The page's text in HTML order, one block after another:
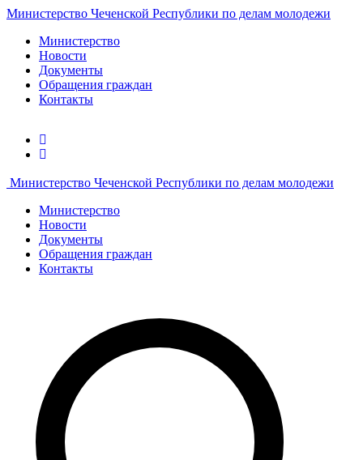
Министерство Чеченской Республики по делам молодежи
Министерство
Новости
Документы
Обращения граждан
Контакты
Министерство Чеченской Республики по делам молодежи
Министерство
Новости
Документы
Обращения граждан
Контакты